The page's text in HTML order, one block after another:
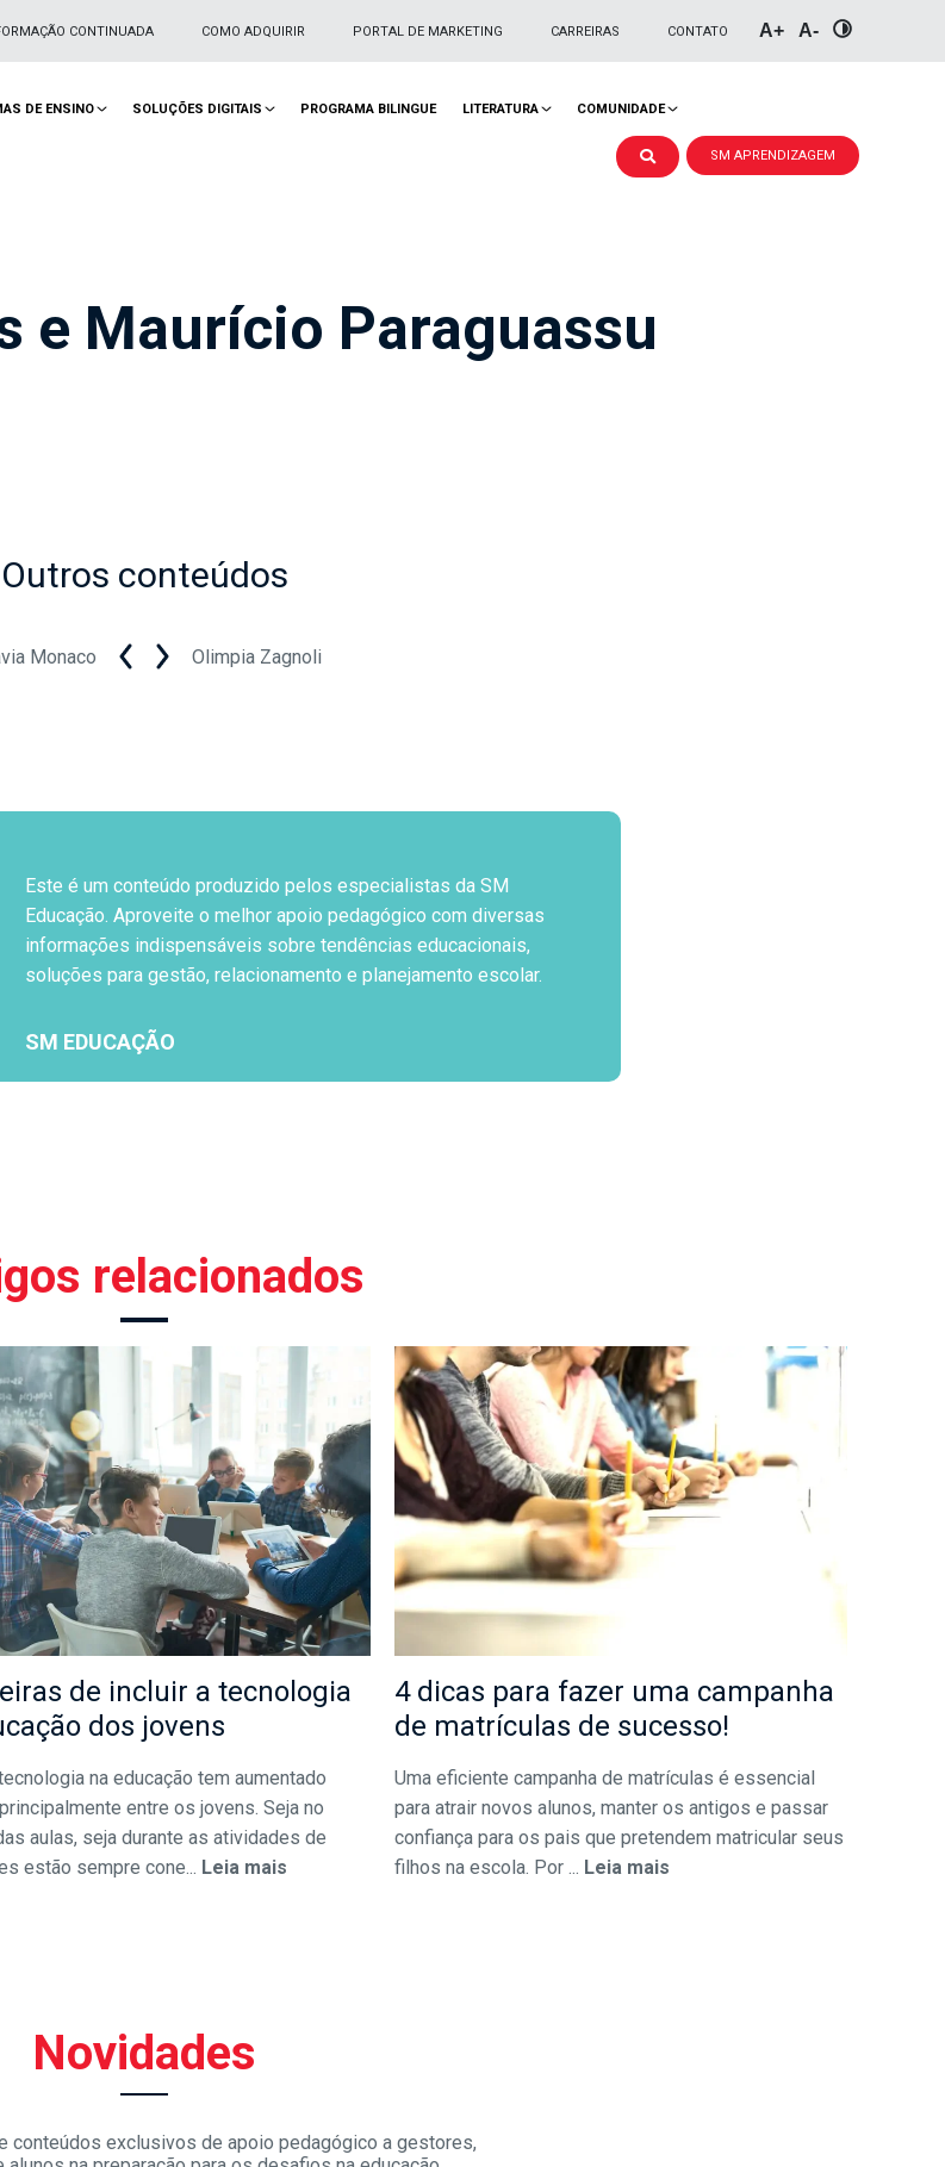
CONTINUADA COMO ADQUIRIR PORTAL DE MARKETING CARREIRAS CONTATO A+ A-
DE ENSINO SOLUÇÕES DIGITAIS PROGRAMA BILINGUE LITERATURA COMUNIDADE
SM APRENDIZAGEM
e Maurício Paraguassu
Outros conteúdos
Monaco Olimpia Zagnoli
Este é um conteúdo produzido pelos especialistas da SM
Educação. Aproveite o melhor apoio pedagógico com diversas
informações indispensáveis sobre tendências educacionais,
soluções para gestão, relacionamento e planejamento escolar.
SM EDUCAÇÃO
relacionados
de incluir a tecnologia
dos jovens
na educação tem aumentado
entre os jovens. Seja no
aulas, seja durante as atividades de
estão sempre cone... Leia mais
4 dicas para fazer uma campanha
de matrículas de sucesso!
Uma eficiente campanha de matrículas é essencial
para atrair novos alunos, manter os antigos e passar
confiança para os pais que pretendem matricular seus
filhos na escola. Por ... Leia mais
Novidades
conteúdos exclusivos de apoio pedagógico a gestores,